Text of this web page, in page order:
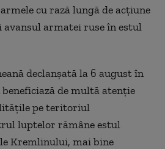
cu rază lungă de acţiune
armatei ruse în estul
declanşată la 6 august în
de multă atenţie
pe teritoriul
luptelor rămâne estul
Kremlinului, mai bine